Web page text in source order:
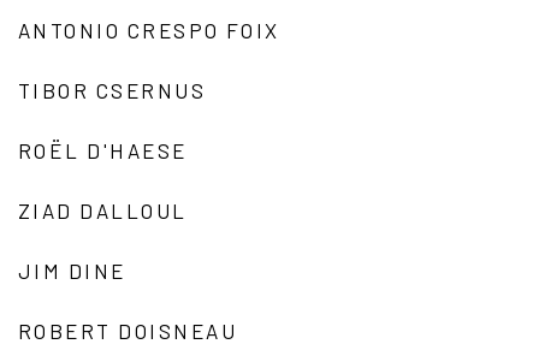
ANTONIO CRESPO FOIX
TIBOR CSERNUS
ROËL D'HAESE
ZIAD DALLOUL
JIM DINE
ROBERT DOISNEAU